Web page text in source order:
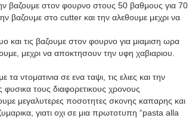
βαζουμε στον φουρνο στους 50 βαθμους για 70
βαζουμε στο cutter και την αλεθουμε μεχρι να
και τις βαζουμε στον φουρνο για μιαμιση ωρα
μεχρι να αποκτησουν την υφη χαβιαριου.
ντοματινια σε ενα ταψι, τις ελιες και την
τους διαφορετικους χρονους
μεγαλυτερες ποσοτητες σκονης καπαρης και
γιατι οχι σε μια πρωτοτυπη “pasta alla